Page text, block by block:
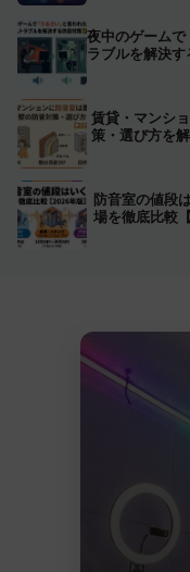
夜中のゲーム
ラブルを解決す
賃貸・マンシ
策・選び方を
防音室の値段
場を徹底比較